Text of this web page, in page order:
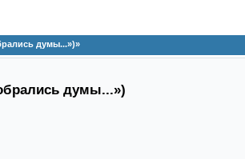
думы...»)»
думы...»)